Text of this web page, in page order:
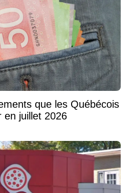
que les Québécois
en juillet 2026